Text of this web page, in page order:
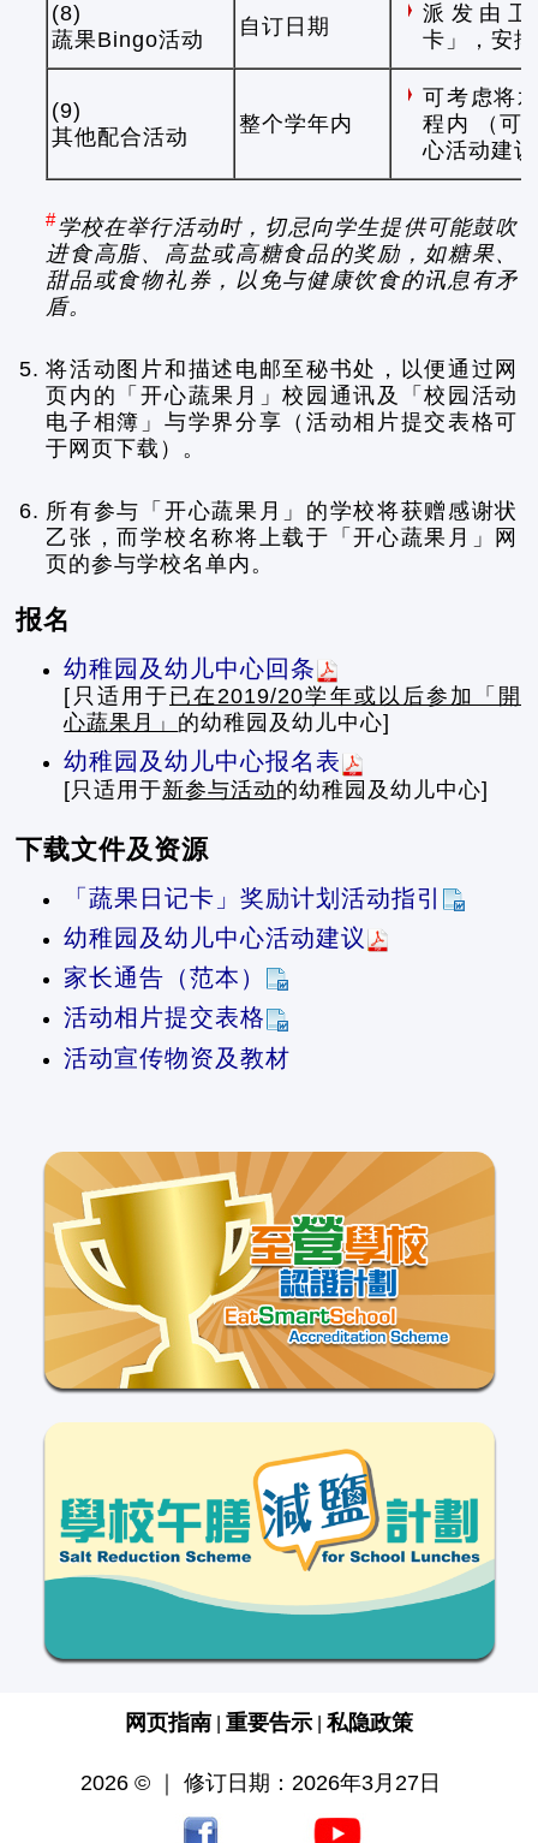
(8)
蔬果Bingo活动
自订日期
派发由
卡」，安
(9)
其他配合活动
整个学年内
可考虑将
程内 （可
心活动建
#学校在举行活动时，切忌向学生提供可能鼓吹
进食高脂、高盐或高糖食品的奖励，如糖果、
甜品或食物礼券，以免与健康饮食的讯息有矛
盾。
5. 将活动图片和描述电邮至秘书处，以便通过网
页内的「开心蔬果月」校园通讯及「校园活动
电子相簿」与学界分享（活动相片提交表格可
于网页下载）。
6. 所有参与「开心蔬果月」的学校将获赠感谢状
乙张，而学校名称将上载于「开心蔬果月」网
页的参与学校名单内。
报名
幼稚园及幼儿中心回条
[只适用于已在2019/20学年或以后参加「開
心蔬果月」 的幼稚园及幼儿中心]
幼稚园及幼儿中心报名表
[只适用于新参与活动的幼稚园及幼儿中心]
下载文件及资源
「蔬果日记卡」奖励计划活动指引
幼稚园及幼儿中心活动建议
家长通告（范本）
活动相片提交表格
活动宣传物资及教材
网页指南 重要告示 私隐政策
2026 © ｜ 修订日期：2026年3月27日